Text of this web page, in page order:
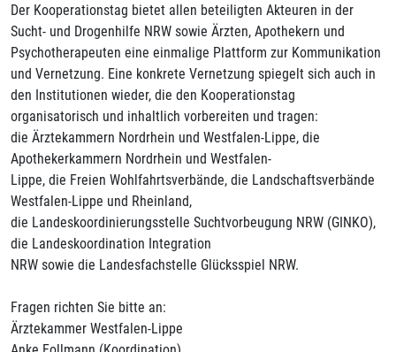
Der Kooperationstag bietet allen beteiligten Akteuren in der
Sucht- und Drogenhilfe NRW sowie Ärzten, Apothekern und
Psychotherapeuten eine einmalige Plattform zur Kommunikation
und Vernetzung. Eine konkrete Vernetzung spiegelt sich auch in
den Institutionen wieder, die den Kooperationstag
organisatorisch und inhaltlich vorbereiten und tragen:
die Ärztekammern Nordrhein und Westfalen-Lippe, die
Apothekerkammern Nordrhein und Westfalen-
Lippe, die Freien Wohlfahrtsverbände, die Landschaftsverbände
Westfalen-Lippe und Rheinland,
die Landeskoordinierungsstelle Suchtvorbeugung NRW (GINKO),
die Landeskoordination Integration
NRW sowie die Landesfachstelle Glücksspiel NRW.
Fragen richten Sie bitte an:
Ärztekammer Westfalen-Lippe